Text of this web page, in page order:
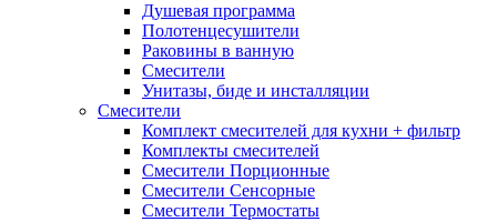
Душевая программа
Полотенцесушители
Раковины в ванную
Смесители
Унитазы, биде и инсталляции
Смесители
Комплект смесителей для кухни + фильтр
Комплекты смесителей
Смесители Порционные
Смесители Сенсорные
Смесители Термостаты